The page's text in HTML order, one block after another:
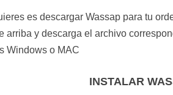
es descargar Wassap para tu
arriba y descarga el archivo
Windows o MAC
INSTALAR